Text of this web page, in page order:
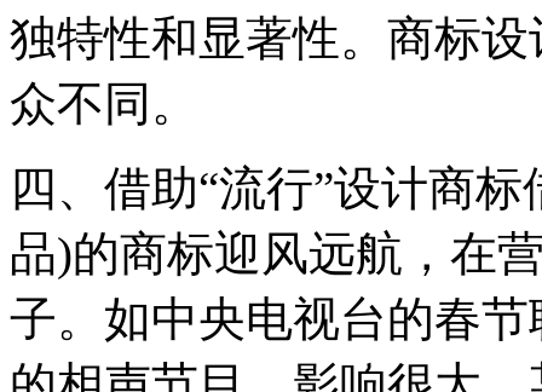
独特性和显著性。商标
众不同。
四、借助“流行”设计商
品)的商标迎风远航，在
子。如中央电视台的春